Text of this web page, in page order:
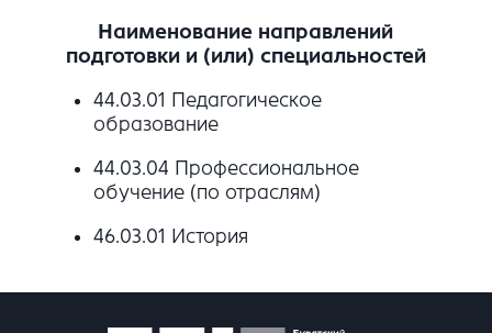
Наименование направлений
подготовки и (или) специальностей
44.03.01 Педагогическое
образование
44.03.04 Профессиональное
обучение (по отраслям)
46.03.01 История